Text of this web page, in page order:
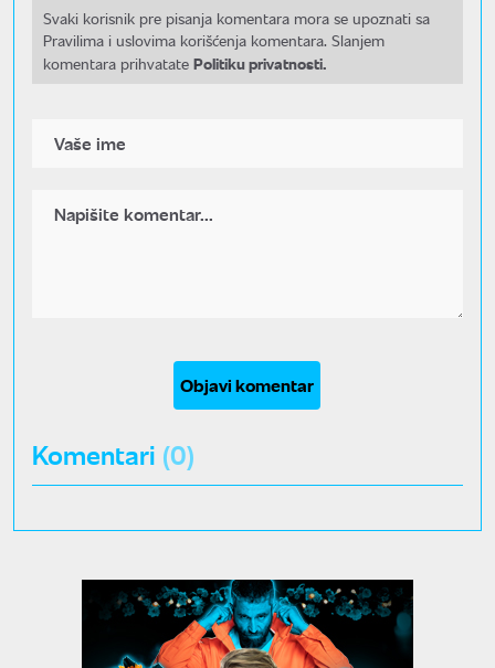
Svaki korisnik pre pisanja komentara mora se upoznati sa
Pravilima i uslovima korišćenja komentara. Slanjem
komentara prihvatate Politiku privatnosti.
Objavi komentar
Komentari (0)